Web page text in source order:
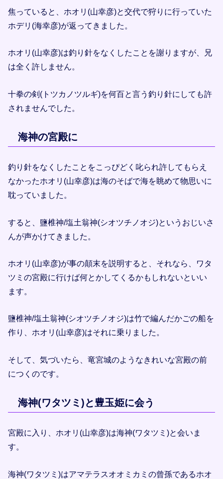
焦っていると、ホオリ(山幸彦)と交代で狩りに行っていた
ホデリ(海幸彦)が返ってきました。
ホオリ(山幸彦)は釣り針をなくしたことを謝りますが、兄
は全く許しません。
十拳の剣(トツカノツルギ)を何百と言う釣り針にしても許
されませんでした。
海神の宮殿に
釣り針をなくしたことをこっぴどく叱られ許してもらえ
なかったホオリ(山幸彦)は海のそばで海を眺めて物思いに
耽っていました。
すると、鹽椎神/塩土翁神(シオツチノオジ)というおじいさ
んが声かけてきました。
ホオリ(山幸彦)が事の顛末を説明すると、それなら、ワタ
ツミの宮殿に行けば何とかしてくるかもしれないといい
ます。
鹽椎神/塩土翁神(シオツチノオジ)は竹で編んだかごの船を
作り、ホオリ(山幸彦)はそれに乗りました。
そして、気づいたら、竜宮城のようなきれいな宮殿の前
につくのです。
海神(ワタツミ)と豊玉姫に会う
宮殿に入り、ホオリ(山幸彦)は海神(ワタツミ)と会いま
す。
海神(ワタツミ)はアマテラスオオミカミの曾孫であるホオ